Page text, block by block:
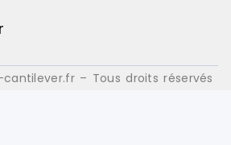
– Tous droits réservés